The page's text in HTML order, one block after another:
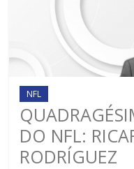
NFL
DO NFL:
RODRÍGUEZ